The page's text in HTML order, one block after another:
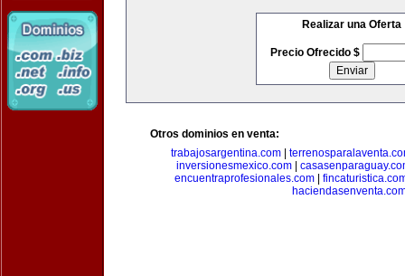
Realizar una Oferta
Precio Ofrecido $
Otros dominios en venta:
trabajosargentina.com
inversionesmexico.com
encuentraprofesionales.com